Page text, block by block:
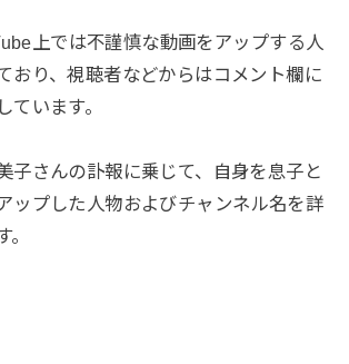
上では不謹慎な動画をアップする人
おり、視聴者などからはコメント欄に
ています。
子さんの訃報に乗じて、自身を息子と
ップした人物およびチャンネル名を詳